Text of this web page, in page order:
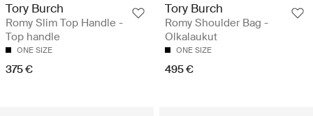
Tory Burch
Romy Slim Top Handle -
Top handle
ONE SIZE
375 €
Tory Burch
Romy Shoulder Bag -
Olkalaukut
ONE SIZE
495 €